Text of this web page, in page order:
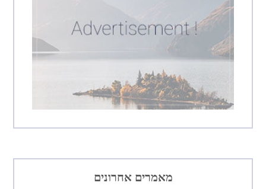
מאמרים אחרונים